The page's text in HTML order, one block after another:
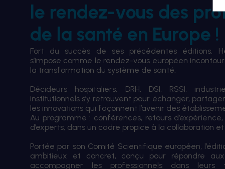
le rendez-vous des
de la santé en Europe !
Fort du succès de ses précédentes éditions,
s’impose comme le rendez-vous européen
la transformation du système de santé.
Décideurs hospitaliers, DRH, DSI, RSSI,
institutionnels s’y retrouvent pour échanger,
les innovations qui façonnent l’avenir des
Au programme : conférences, retours
d’experts, dans un cadre propice à la collaboration et
Portée par son Comité Scientifique européen,
ambitieux et concret, conçu pour répondre
accompagner les professionnels dans leurs